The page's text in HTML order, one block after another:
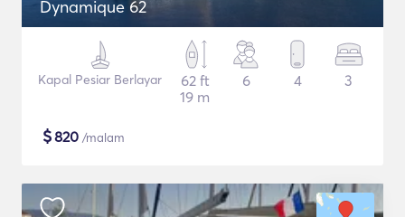
Dynamique 62
Kapal Pesiar Berlayar
62 ft
19 m
6 4 3
$820 /malam